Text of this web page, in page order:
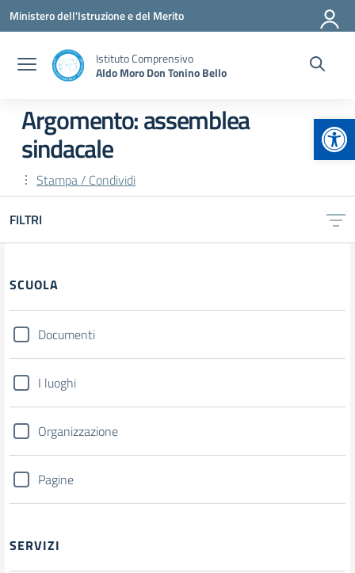
Vai ai contenuti
Vai al menu di navigazione
Vai al footer
Ministero dell'Istruzione e del Merito
Istituto Comprensivo
Aldo Moro Don Tonino Bello
Argomento: assemblea
sindacale
Stampa / Condividi
FILTRI
Filtri
SCUOLA
Documenti
I luoghi
Organizzazione
Pagine
SERVIZI